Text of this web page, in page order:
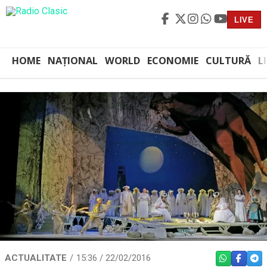
LIVE
HOME NAȚIONAL WORLD ECONOMIE CULTURĂ
ACTUALITATE 15:36 / 22/02/2016 WHATSAPP